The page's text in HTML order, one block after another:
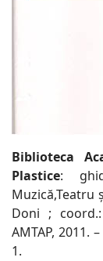
Biblioteca
Plastice:
Muzică,Teatru
Doni ;
AMTAP, 2011.
1.